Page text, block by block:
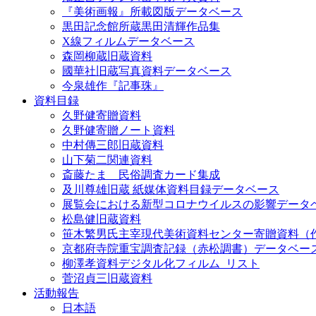
『美術画報』所載図版データベース
黒田記念館所蔵黒田清輝作品集
X線フィルムデータベース
森岡柳蔵旧蔵資料
國華社旧蔵写真資料データベース
今泉雄作『記事珠』
資料目録
久野健寄贈資料
久野健寄贈ノート資料
中村傳三郎旧蔵資料
山下菊二関連資料
斎藤たま 民俗調査カード集成
及川尊雄旧蔵 紙媒体資料目録データベース
展覧会における新型コロナウイルスの影響データ
松島健旧蔵資料
笹木繁男氏主宰現代美術資料センター寄贈資料（
京都府寺院重宝調査記録（赤松調書）データベー
柳澤孝資料デジタル化フィルム_リスト
菅沼貞三旧蔵資料
活動報告
日本語